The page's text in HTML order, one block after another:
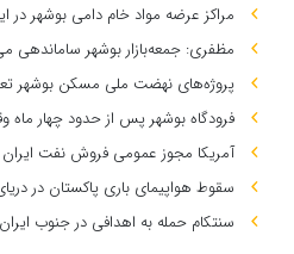
مراکز عرضه مواد خام دامی بوشهر در
مظفری: جمعه‌بازار بوشهر ساماندهی
پروژه‌های نهضت ملی مسکن بوشهر
فرودگاه بوشهر پس از حدود چهار ماه
آمریکا مجوز عمومی فروش نفت ایران
سقوط هواپیمای باری پاکستان در
سنتکام حمله به اهدافی در جنوب ایران